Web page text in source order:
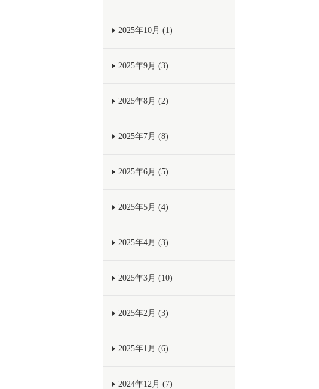
2025年10月 (1)
2025年9月 (3)
2025年8月 (2)
2025年7月 (8)
2025年6月 (5)
2025年5月 (4)
2025年4月 (3)
2025年3月 (10)
2025年2月 (3)
2025年1月 (6)
2024年12月 (7)